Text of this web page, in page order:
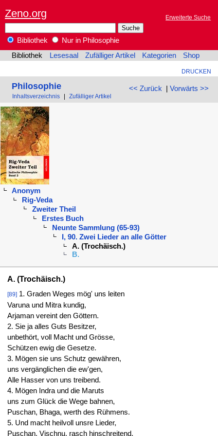
Zeno.org Erweiterte Suche
Bibliothek
Nur in Philosophie
Bibliothek
Lesesaal Zufälliger Artikel Kategorien Shop
DRUCKEN
<< Zurück | Vorwärts >>
Philosophie
Inhaltsverzeichnis Zufälliger Artikel
Anonym
Rig-Veda
Zweiter Theil
Erstes Buch
Neunte Sammlung (65-93)
I, 90. Zwei Lieder an alle Götter
A. (Trochäisch.)
B.
A. (Trochäisch.)
[89]1. Graden Weges mög' uns leiten
Varuna und Mitra kundig,
Arjaman vereint den Göttern.
2. Sie ja alles Guts Besitzer,
unbethört, voll Macht und Grösse,
Schützen ewig die Gesetze.
3. Mögen sie uns Schutz gewähren,
uns vergänglichen die ew'gen,
Alle Hasser von uns treibend.
4. Mögen Indra und die Maruts
uns zum Glück die Wege bahnen,
Puschan, Bhaga, werth des Rühmens.
5. Und macht heilvoll unsre Lieder,
Puschan, Vischnu, rasch hinschreitend,